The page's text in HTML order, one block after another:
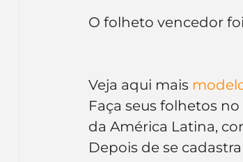
O folheto vencedor
Veja aqui mais
Faça seus folhetos no
da América Latina,
Depois de se